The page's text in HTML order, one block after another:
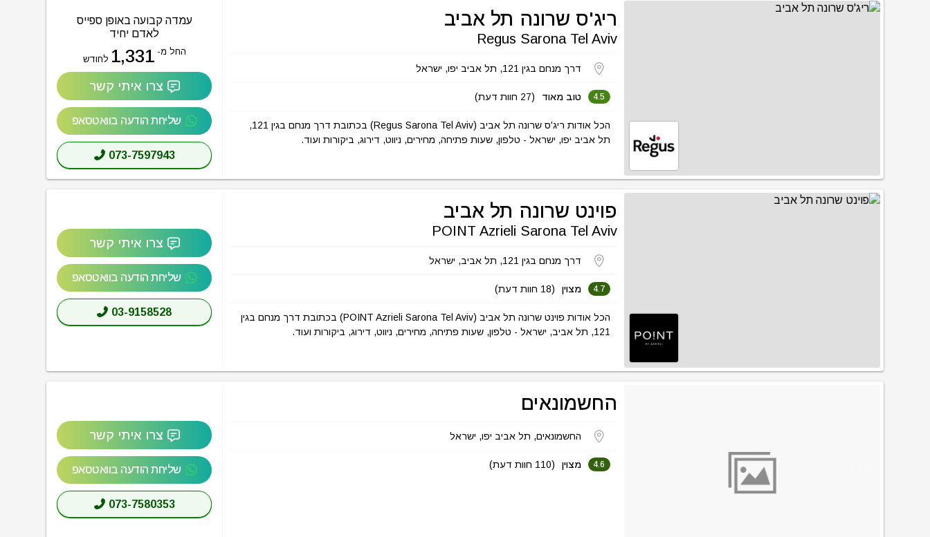
ריג'ס שרונה תל אביב
Regus Sarona Tel Aviv
דרך מנחם בגין 121, תל אביב יפו, ישראל
4.5 טוב מאוד (27 חוות דעת)
הכל אודות ריג'ס שרונה תל אביב (Regus Sarona Tel Aviv) בכתובת דרך מנחם בגין 121,
תל אביב יפו, ישראל - טלפון, שעות פתיחה, מחירים, ניווט, דירוג, ביקורות ועוד.
עמדה קבועה באופן ספייס
לאדם יחיד
החל מ- 1,331 לחודש
צרו איתי קשר
שליחת הודעה בוואטסאפ
073-7597943
פוינט שרונה תל אביב
POINT Azrieli Sarona Tel Aviv
דרך מנחם בגין 121, תל אביב, ישראל
4.7 מצוין (18 חוות דעת)
הכל אודות פוינט שרונה תל אביב (POINT Azrieli Sarona Tel Aviv) בכתובת דרך מנחם בגין
121, תל אביב, ישראל - טלפון, שעות פתיחה, מחירים, ניווט, דירוג, ביקורות ועוד.
צרו איתי קשר
שליחת הודעה בוואטסאפ
03-9158528
החשמונאים
החשמונאים, תל אביב יפו, ישראל
4.6 מצוין (110 חוות דעת)
צרו איתי קשר
שליחת הודעה בוואטסאפ
073-7580353